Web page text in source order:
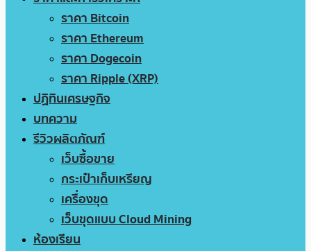
ราคา Bitcoin
ราคา Ethereum
ราคา Dogecoin
ราคา Ripple (XRP)
ปฏิทินเศรษฐกิจ
บทความ
รีวิวผลิตภัณฑ์
เว็บซื้อขาย
กระเป๋าเก็บเหรียญ
เครื่องขุด
เว็บขุดแบบ Cloud Mining
ห้องเรียน